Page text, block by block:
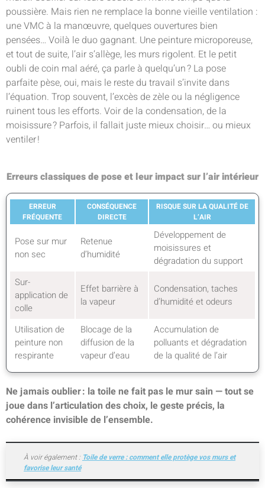
poussière. Mais rien ne remplace la bonne vieille ventilation :
une VMC à la manœuvre, quelques ouvertures bien
pensées… Voilà le duo gagnant. Une peinture microporeuse,
et tout de suite, l’air s’allège, les murs rigolent. Et le petit
oubli de coin mal aéré, ça parle à quelqu’un ? La pose
parfaite pèse, oui, mais le reste du travail s’invite dans
l’équation. Trop souvent, l’excès de zèle ou la négligence
ruinent tous les efforts. Voir de la condensation, de la
moisissure ? Parfois, il fallait juste mieux choisir… ou mieux
ventiler !
Erreurs classiques de pose et leur impact sur l’air intérieur
ERREUR
FRÉQUENTE
CONSÉQUENCE
DIRECTE
RISQUE SUR LA QUALITÉ DE
L’AIR
Pose sur mur
non sec
Retenue
d’humidité
Développement de
moisissures et
dégradation du support
Sur-
application de
colle
Effet barrière à
la vapeur
Condensation, taches
d’humidité et odeurs
Utilisation de
peinture non
respirante
Blocage de la
diffusion de la
vapeur d’eau
Accumulation de
polluants et dégradation
de la qualité de l’air
Ne jamais oublier : la toile ne fait pas le mur sain — tout se
joue dans l’articulation des choix, le geste précis, la
cohérence invisible de l’ensemble.
À voir également : Toile de verre : comment elle protège vos murs et
favorise leur santé